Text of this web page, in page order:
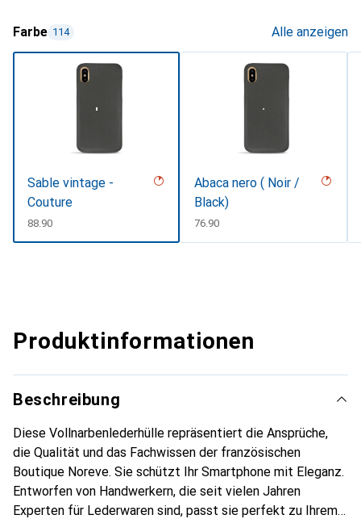
Farbe 114 Alle anzeigen
Sable vintage -
Couture
CHF
88.90
Abaca nero ( Noir /
Black)
CHF
76.90
Produktinformationen
Beschreibung
Diese Vollnarbenlederhülle repräsentiert die Ansprüche,
die Qualität und das Fachwissen der französischen
Boutique Noreve. Sie schützt Ihr Smartphone mit Eleganz.
Entworfen von Handwerkern, die seit vielen Jahren
Experten für Lederwaren sind, passt sie perfekt zu Ihrem